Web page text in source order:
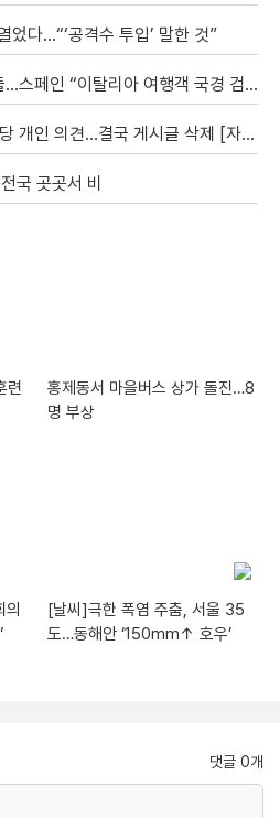
었다…“‘공격수 투입’ 말한 것”
인 “이탈리아 여행객 국경 검문할 것”
인 의견…결국 게시글 삭제 [자막뉴스]
국 곳곳서 비
련
홍제동서 마을버스 상가 돌진…8
명 부상
[날씨]극한 폭염 주춤, 서울 35
도…동해안 ‘150mm↑ 호우’
댓글 0개